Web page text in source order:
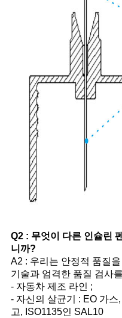
Q2 : 무엇이 다른 인슐린
니까?
A2 : 우리는 안정적 품질
기술과 엄격한 품질 검사
- 자동차 제조 라인 ;
- 자신의 살균기 : EO 가스
고, ISO1135인 SAL10